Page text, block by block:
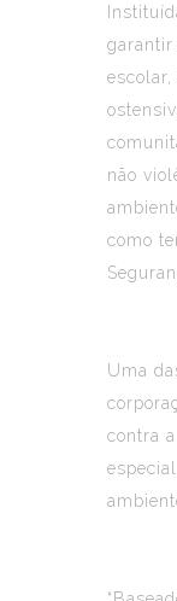
garantir
não
como
Uma
contra